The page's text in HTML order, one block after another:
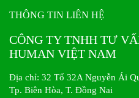
THÔNG TIN LIÊN HỆ
CÔNG TY TNHH TƯ
HUMAN VIỆT NAM
Địa chỉ: 32 Tổ 32A Nguyễn Ái
Tp. Biên Hòa, T. Đồng Nai